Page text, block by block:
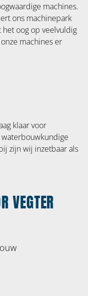
machines.
ons machinepark
oog op veelvuldig
machines er
klaar voor
zijn wij inzetbaar als
VEGTER